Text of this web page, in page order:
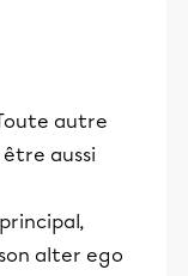
autre
aussi
alter ego